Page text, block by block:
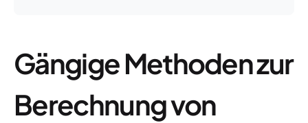
Gängige Methoden zur
Berechnung von